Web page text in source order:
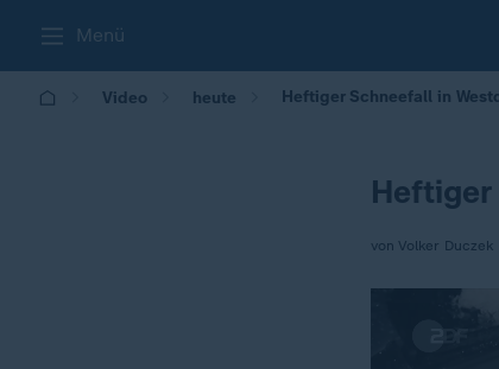
Menü
Video heute Heftiger Schneefall in
von Volker Duczek